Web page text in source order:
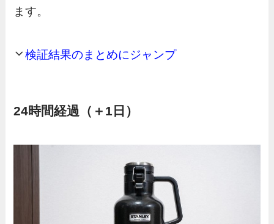
ます。
検証結果のまとめにジャンプ
24時間経過（＋1日）